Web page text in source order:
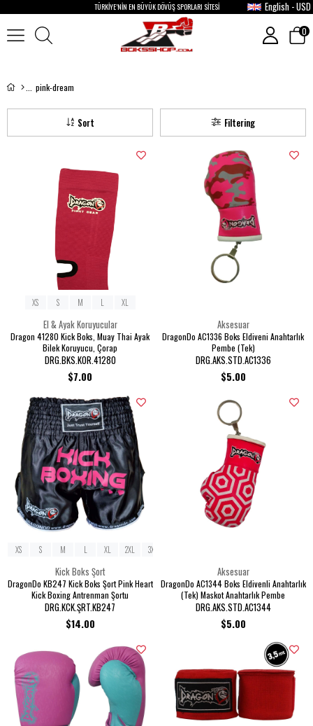
TÜRKİYE’NİN EN BÜYÜK DÖVÜŞ SPORLARI SİTESİ English - USD
0
pink-dream
Filtering
Sort
El & Ayak Koruyucular
Dragon 41280 Kick Boks, Muay Thai Ayak
Bilek Koruyucu, Çorap
DRG.BKS.KOR.41280
$7.00
XS S M L XL
Aksesuar
DragonDo AC1336 Boks Eldiveni Anahtarlık
Pembe (Tek)
DRG.AKS.STD.AC1336
$5.00
Kick Boks Şort
DragonDo KB247 Kick Boks Şort Pink Heart
Kick Boxing Antrenman Şortu
DRG.KCK.ŞRT.KB247
$14.00
XS S M L XL 2XL 3XL
Aksesuar
DragonDo AC1344 Boks Eldivenli Anahtarlık
(Tek) Maskot Anahtarlık Pembe
DRG.AKS.STD.AC1344
$5.00